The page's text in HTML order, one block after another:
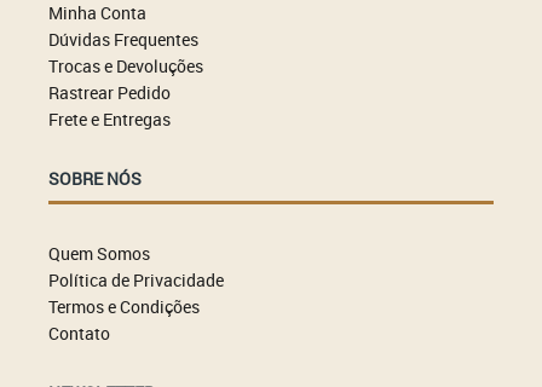
Minha Conta
Dúvidas Frequentes
Trocas e Devoluções
Rastrear Pedido
Frete e Entregas
SOBRE NÓS
Quem Somos
Política de Privacidade
Termos e Condições
Contato